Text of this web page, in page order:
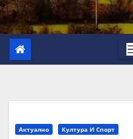
Актуално Култура И Спорт